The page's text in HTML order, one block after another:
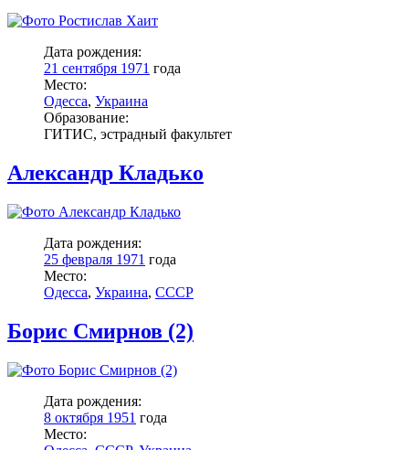
Дата рождения:
21 сентября 1971 года
Место:
Одесса, Украина
Образование:
ГИТИС, эстрадный факультет
Александр Кладько
Дата рождения:
25 февраля 1971 года
Место:
Одесса, Украина, СССР
Борис Смирнов (2)
Дата рождения:
8 октября 1951 года
Место: